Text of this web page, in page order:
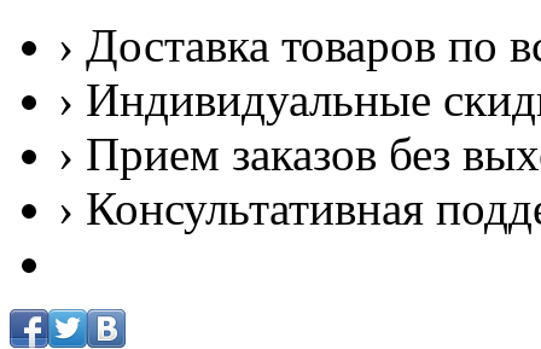
› Доставка товаров по
› Индивидуальные
› Прием заказов без
› Консультативная